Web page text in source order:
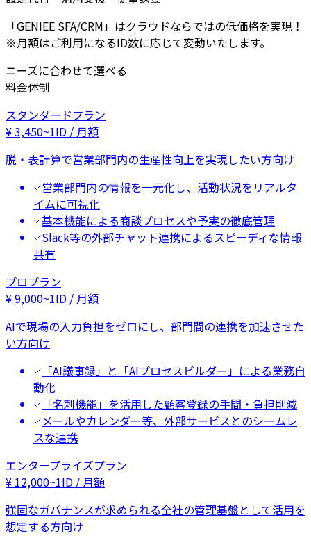
「GENIEE SFA/CRM」はクラウドならではの低価格を実現！
※月額はご利用になるID数に応じて変動いたします。
ニーズに合わせて選べる
料金体制
スタンダードプラン
¥3,450~1ID / 月額
脱・表計算で営業部門内の生産性向上を実現したい方向け
営業部門内の情報を一元化し、活動状況をリアルタ
イムに可視化
基本機能による商談プロセスや予実の徹底管理
Slack等の外部チャット連携によるスピーディな情報
共有
プロプラン
¥9,000~1ID / 月額
AIで現場の入力負担をゼロにし、部門間の連携を加速させた
い方向け
「AI議事録」と「AIプロセスビルダー」による業務自
動化
「名刺機能」を活用した顧客登録の手間・負担削減
メールやカレンダー等、外部サービスとのシームレ
スな連携
エンタープライズプラン
¥ 12,000~1ID / 月額
強固なガバナンスが求められる全社の管理基盤として活用を
想定する方向け